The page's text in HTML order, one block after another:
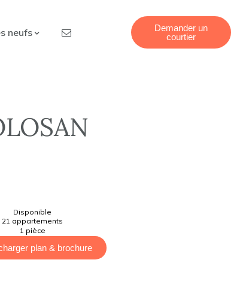
neufs
Demander un
courtier
Disponible
21 appartements
1 pièce
plan & brochure